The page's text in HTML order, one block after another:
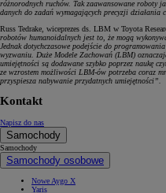
różnorodnych ruchów. Tak zaawansowane roboty
danych do zadań wymagających precyzji działania
Russ Tedrake, wiceprezes ds. LBM w Toyota
robotów humanoidalnych jest to, że mogą
Jednak dotychczasowe podejście do
wyzwaniu. Duże Modele Zachowań (LBM)
umiejętności są dodawane szybko poprzez naukę
ze wzrostem możliwości LBM-ów potrzeba coraz
przyspiesza nabywanie przydatnych umiejętności”.
Kontakt
Napisz do nas
Samochody
Samochody
Samochody osobowe
Nowe Aygo X
Yaris